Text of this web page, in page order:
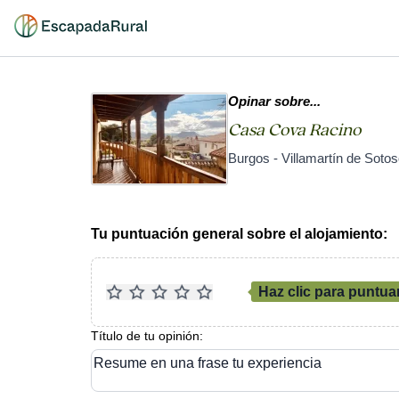
Opinar sobre...
Casa Cova Racino
Burgos - Villamartín de
Tu puntuación general sobre el alojamiento:
Haz clic para
Título de tu opinión:
Resume en una frase tu experiencia